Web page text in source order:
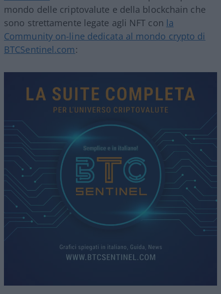
mondo delle criptovalute e della blockchain che
sono strettamente legate agli NFT con la
Community on-line dedicata al mondo crypto di
BTCSentinel.com: